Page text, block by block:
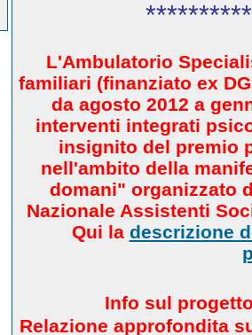
L'Ambulatorio
familiari (finanziato ex
da agosto 2012 a
interventi integrati
insignito del premio
nell'ambito della
domani" organizzato
Nazionale Assistenti
Qui la descrizione
Info sul
Relazione approfondita